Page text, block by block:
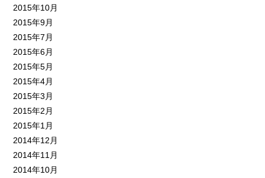
2015年10月
2015年9月
2015年7月
2015年6月
2015年5月
2015年4月
2015年3月
2015年2月
2015年1月
2014年12月
2014年11月
2014年10月